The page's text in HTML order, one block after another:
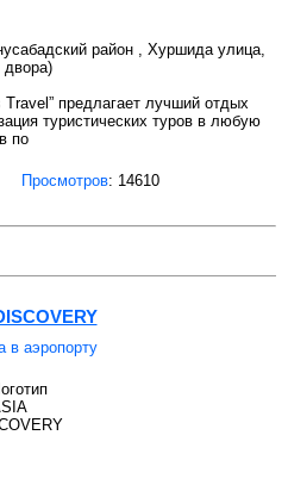
район , Хуршида улица,
предлагает лучший отдых
туристических туров в любую
по
Просмотров: 14610
в аэропорту